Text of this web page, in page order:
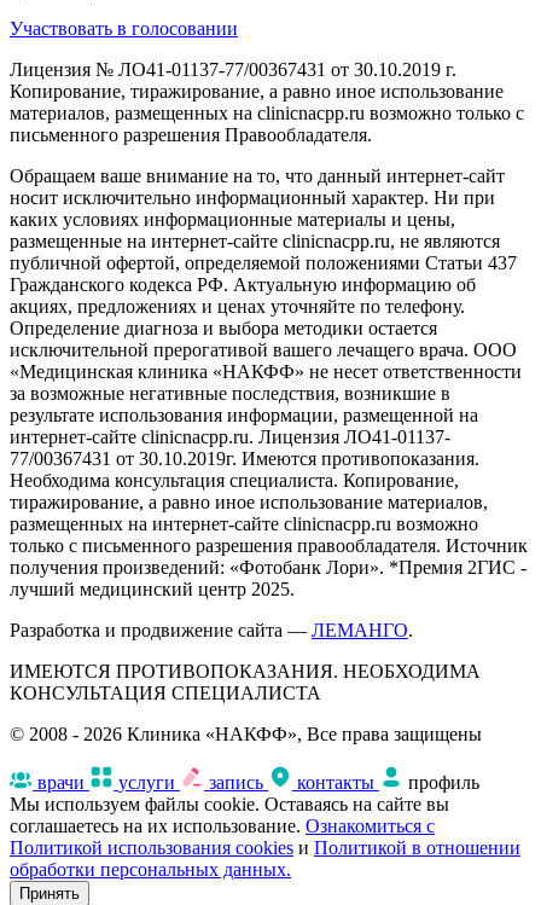
Участвовать в голосовании
Лицензия № ЛО41-01137-77/00367431 от 30.10.2019 г.
Копирование, тиражирование, а равно иное использование
материалов, размещенных на clinicnacpp.ru возможно только с
письменного разрешения Правообладателя.
Обращаем ваше внимание на то, что данный интернет-сайт
носит исключительно информационный характер. Ни при
каких условиях информационные материалы и цены,
размещенные на интернет-сайте clinicnacpp.ru, не являются
публичной офертой, определяемой положениями Статьи 437
Гражданского кодекса РФ. Актуальную информацию об
акциях, предложениях и ценах уточняйте по телефону.
Определение диагноза и выбора методики остается
исключительной прерогативой вашего лечащего врача. ООО
«Медицинская клиника «НАКФФ» не несет ответственности
за возможные негативные последствия, возникшие в
результате использования информации, размещенной на
интернет-сайте clinicnacpp.ru. Лицензия ЛО41-01137-
77/00367431 от 30.10.2019г. Имеются противопоказания.
Необходима консультация специалиста. Копирование,
тиражирование, а равно иное использование материалов,
размещенных на интернет-сайте clinicnacpp.ru возможно
только с письменного разрешения правообладателя. Источник
получения произведений: «Фотобанк Лори». *Премия 2ГИС -
лучший медицинский центр 2025.
Разработка и продвижение сайта — ЛЕМАНГО.
ИМЕЮТСЯ ПРОТИВОПОКАЗАНИЯ. НЕОБХОДИМА
КОНСУЛЬТАЦИЯ СПЕЦИАЛИСТА
© 2008 - 2026 Клиника «НАКФФ», Все права защищены
врачи услуги запись контакты
профиль
Мы используем файлы cookie. Оставаясь на сайте вы
соглашаетесь на их использование. Ознакомиться с
Политикой использования cookies и Политикой в отношении
обработки персональных данных.
Принять